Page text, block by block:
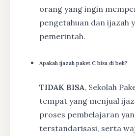
orang yang ingin
pengetahuan dan ijazah
pemerintah.
Apakah ijazah paket C bisa di beli?
TIDAK BISA, Sekolah
tempat yang menjual
proses pembelajaran
terstandarisasi, serta